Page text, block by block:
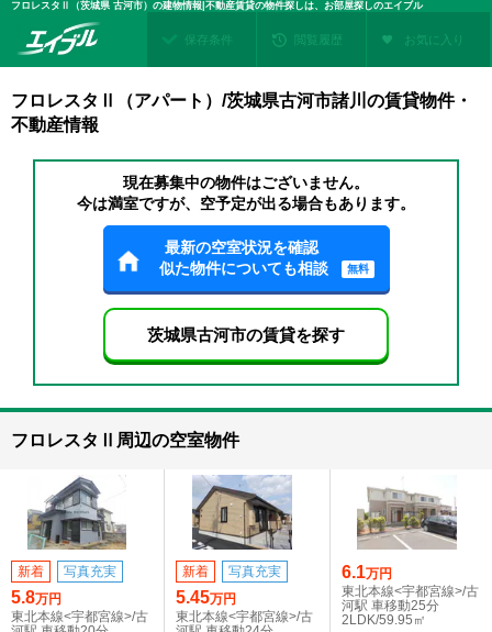
フロレスタⅡ（茨城県 古河市）の建物情報|不動産賃貸の物件探しは、お部屋探しのエイブル
保存条件 閲覧履歴 お気に入り
フロレスタⅡ（アパート）/茨城県古河市諸川の賃貸物件・
不動産情報
現在募集中の物件はございません。
今は満室ですが、空予定が出る場合もあります。
最新の空室状況を確認
似た物件についても相談
無料
茨城県古河市の賃貸を探す
フロレスタⅡ周辺の空室物件
新着 写真充実
5.8万円
東北本線<宇都宮線>/古
新着 写真充実
5.45万円
東北本線<宇都宮線>/古
6.1万円
東北本線<宇都宮線>/古
河駅 車移動25分
2LDK/59.95㎡